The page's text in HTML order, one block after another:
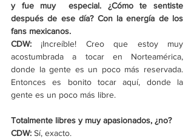
y fue muy  especial. ¿Cómo te sentiste
después de ese día? Con la energía de los
fans mexicanos.
CDW: ¡Increíble! Creo que estoy muy
acostumbrada a tocar en Norteamérica,
donde la gente es un poco más reservada.
Entonces es bonito tocar aquí, donde la
gente es un poco más libre.
Totalmente libres y muy apasionados, ¿no?
CDW: Sí, exacto.